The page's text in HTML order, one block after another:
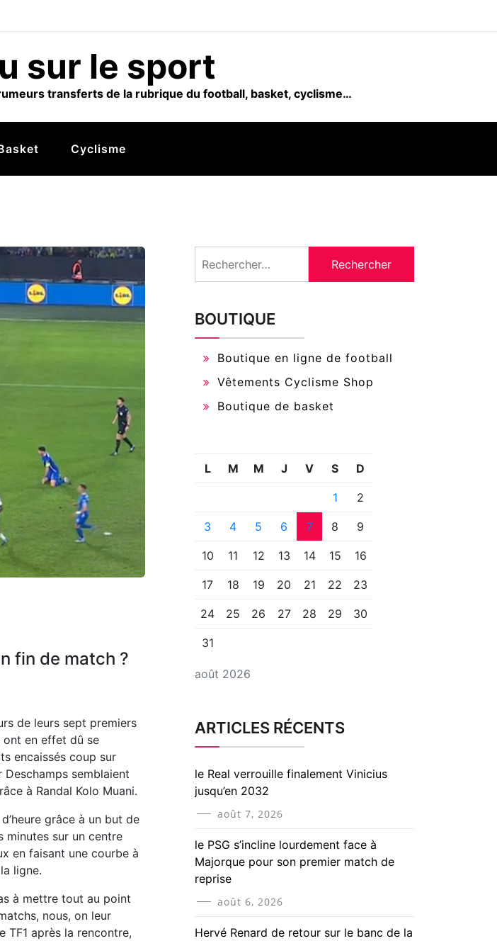
sur le sport
transferts de la rubrique du football, basket, cyclisme…
Cyclisme
fin de match ?
de leurs sept premiers
ont en effet dû se
encaissés coup sur
semblaient
à Randal Kolo Muani.
grâce à un but de
minutes sur un centre
en faisant une courbe à
ligne.
à mettre tout au point
nous, on leur
TF1 après la rencontre,
BOUTIQUE
Boutique en ligne de football
Vêtements Cyclisme Shop
Boutique de basket
août 2026
L M M J V S D
1 2
3 4 5 6 7 8 9
10 11 12 13 14 15 16
17 18 19 20 21 22 23
24 25 26 27 28 29 30
31
ARTICLES RÉCENTS
le Real verrouille finalement Vinicius
jusqu’en 2032
août 7, 2026
le PSG s’incline lourdement face à
Majorque pour son premier match de
reprise
août 6, 2026
Hervé Renard de retour sur le banc de la